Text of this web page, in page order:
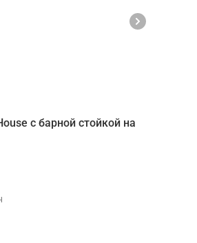
с барной стойкой на